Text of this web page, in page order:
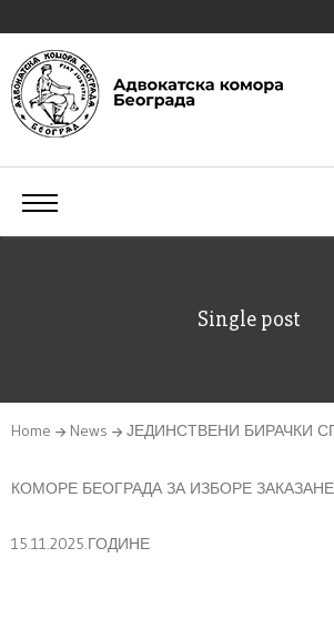
Single post
Home News ЈЕДИНСТВЕНИ БИРАЧКИ
КОМОРЕ БЕОГРАДА ЗА ИЗБОРЕ
15.11.2025.ГОДИНЕ